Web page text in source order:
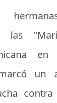
las
en
un
contra